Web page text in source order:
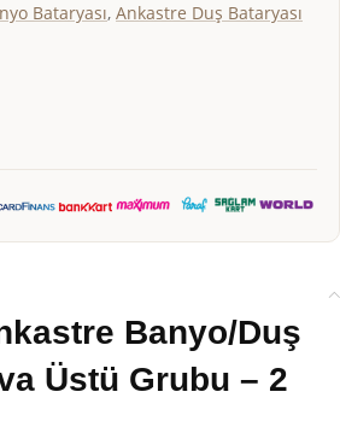
Bataryası, Ankastre Duş Bataryası
Banyo/Duş
Üstü Grubu – 2